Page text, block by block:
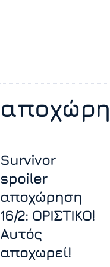
Survivor
spoiler
αποχώρηση
16/2: ΟΡΙΣΤΙΚΟ!
Αυτός
αποχωρεί!